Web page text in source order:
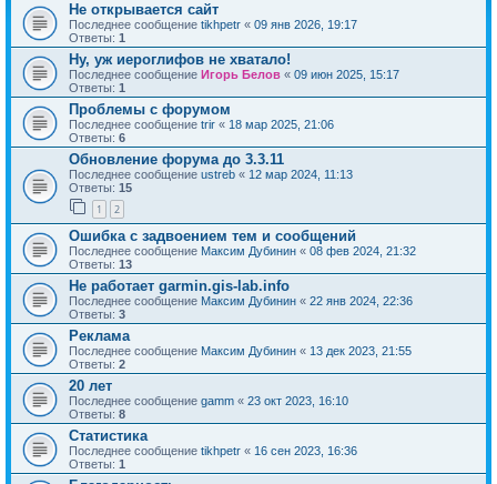
Не открывается сайт
Последнее сообщение tikhpetr « 09 янв 2026, 19:17
Ответы: 1
Ну, уж иероглифов не хватало!
Последнее сообщение Игорь Белов « 09 июн 2025, 15:17
Ответы: 1
Проблемы с форумом
Последнее сообщение trir « 18 мар 2025, 21:06
Ответы: 6
Обновление форума до 3.3.11
Последнее сообщение ustreb « 12 мар 2024, 11:13
Ответы: 15
1 2
Ошибка с задвоением тем и сообщений
Последнее сообщение Максим Дубинин « 08 фев 2024, 21:32
Ответы: 13
Не работает garmin.gis-lab.info
Последнее сообщение Максим Дубинин « 22 янв 2024, 22:36
Ответы: 3
Реклама
Последнее сообщение Максим Дубинин « 13 дек 2023, 21:55
Ответы: 2
20 лет
Последнее сообщение gamm « 23 окт 2023, 16:10
Ответы: 8
Статистика
Последнее сообщение tikhpetr « 16 сен 2023, 16:36
Ответы: 1